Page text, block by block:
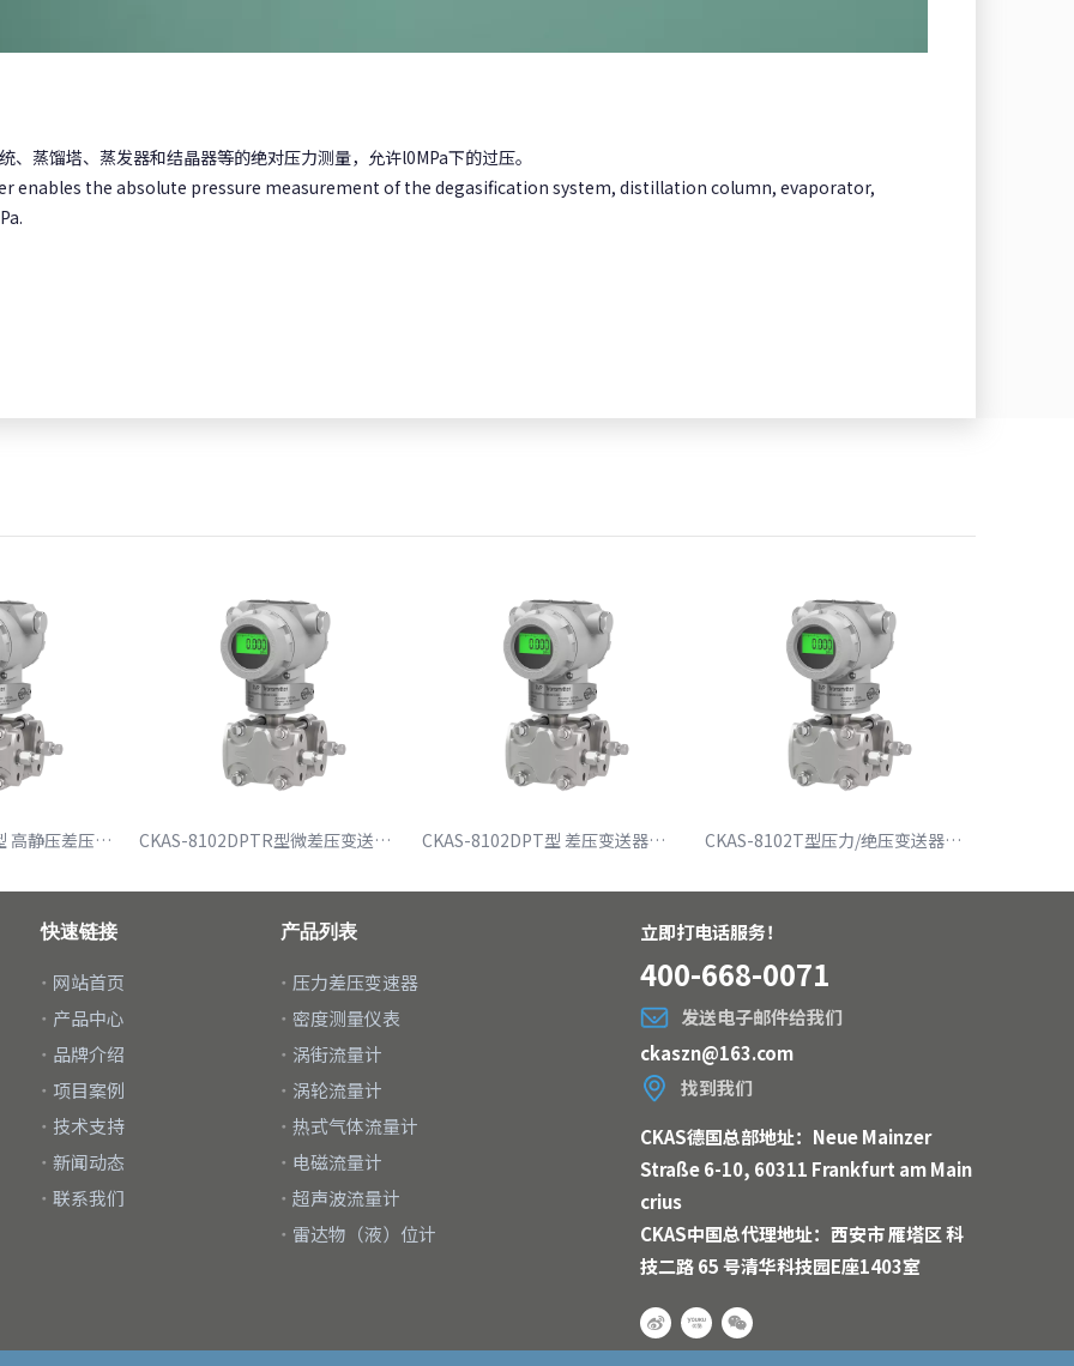
蒸馏塔、蒸发器和结晶器等的绝对压力测量，允许l0MPa下的过压。
enables the absolute pressure measurement of the degasification system, distillation column, evaporator,
CKAS-8102HDPT型 高静压差压变送器(CKAS-8102HDPT high static pressure differential pressure transmitter) CKAS-8102DPTR型微差压变送器（CKAS-8102DPTR Micro-differential pressure transmitter） CKAS-8102DPT型 差压变送器（CKAS-8102DPT differential pressure transmitter） CKAS-8102T型压力/绝压变送器（CKAS-8102T pressure/absolute pressure transmitter）
快速链接
网站首页
产品中心
品牌介绍
项目案例
技术支持
新闻动态
联系我们
产品列表
压力差压变速器
密度测量仪表
涡街流量计
涡轮流量计
热式气体流量计
电磁流量计
超声波流量计
雷达物（液）位计
立即打电话服务！
400-668-0071
发送电子邮件给我们
ckaszn@163.com
找到我们
CKAS德国总部地址：Neue Mainzer
Straße 6-10, 60311 Frankfurt am Main
crius
CKAS中国总代理地址：西安市 雁塔区 科
技二路 65 号清华科技园E座1403室